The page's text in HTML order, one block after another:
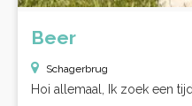
Beer
Schagerbrug
Hoi allemaal, Ik zoek een